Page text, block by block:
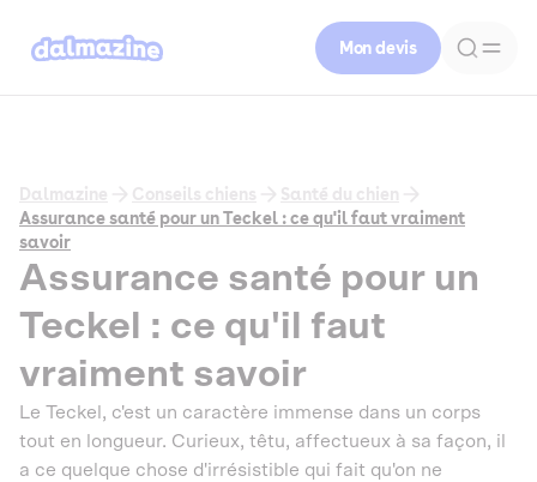
Mon devis
Dalmazine Conseils chiens
Santé du chien
Assurance santé pour un Teckel : ce qu'il faut vraiment
savoir
Assurance santé pour un
Teckel : ce qu'il faut
vraiment savoir
Le Teckel, c'est un caractère immense dans un corps
tout en longueur. Curieux, têtu, affectueux à sa façon, il
a ce quelque chose d'irrésistible qui fait qu'on ne